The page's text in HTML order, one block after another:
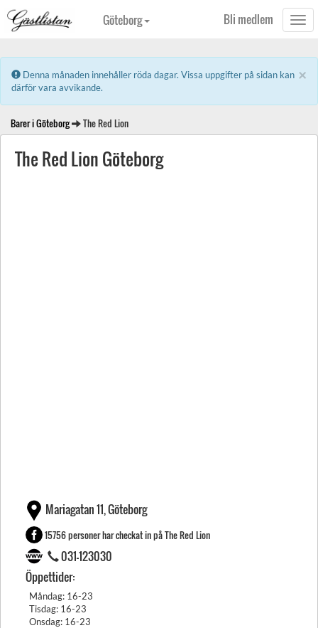
Bli medlem
Göteborg
×
Error:
Denna månaden innehåller röda dagar. Vissa uppgifter på sidan kan
därför vara avvikande.
Barer i Göteborg The Red Lion
The Red Lion Göteborg
Mariagatan 11, Göteborg
15756 personer har checkat in på The Red Lion
031-123030
Öppettider:
Måndag: 16-23
Tisdag: 16-23
Onsdag: 16-23